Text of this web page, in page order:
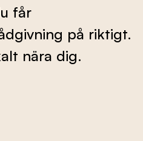
får
på riktigt.
nära dig.